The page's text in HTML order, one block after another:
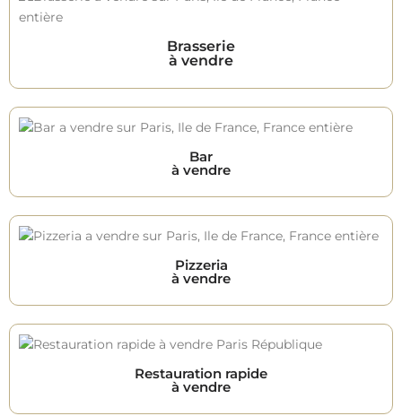
Brasserie
à vendre
Bar
à vendre
Pizzeria
à vendre
Restauration rapide
à vendre